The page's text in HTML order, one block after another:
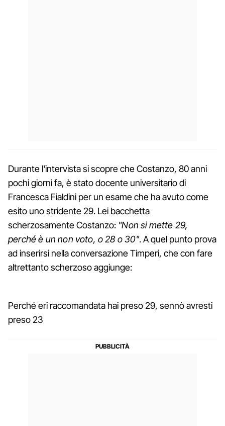
Durante l'intervista si scopre che Costanzo, 80 anni
pochi giorni fa, è stato docente universitario di
Francesca Fialdini per un esame che ha avuto come
esito uno stridente 29. Lei bacchetta
scherzosamente Costanzo: "Non si mette 29,
perché è un non voto, o 28 o 30". A quel punto prova
ad inserirsi nella conversazione Timperi, che con fare
altrettanto scherzoso aggiunge:
Perché eri raccomandata hai preso 29, sennò avresti
preso 23